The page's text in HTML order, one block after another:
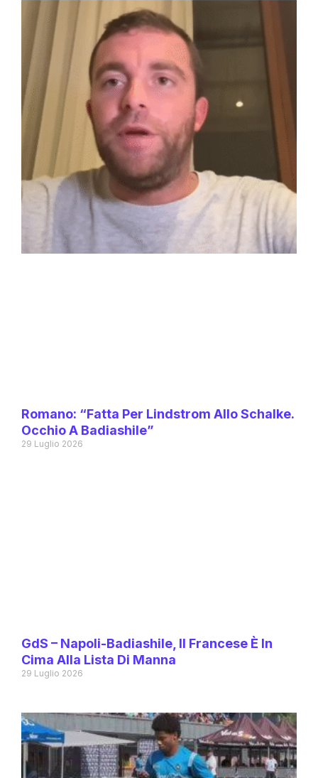
Romano: “Fatta Per Lindstrom Allo Schalke.
Occhio A Badiashile”
29 Luglio 2026
GdS – Napoli-Badiashile, Il Francese È In
Cima Alla Lista Di Manna
29 Luglio 2026